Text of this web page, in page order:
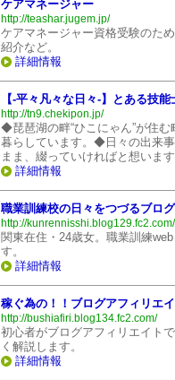
ケアマネージャー
http://teashar.jugem.jp/
ケアマネージャー資格受験のた
紹介など。
詳細情報
【‐平々凡々な日々‐】とある技
http://tn9.chekipon.jp/
◆琵琶湖の畔“ひこにゃん”が住
暮らしています。◆日々の出来
まま、綴っていければと想います
詳細情報
職業訓練校の日々をつづるブログ
http://kunrennisshi.blog129.fc2.com/
関東在住・24歳女。職業訓練
す。
詳細情報
稼ぐ為の！！ブログアフィリエ
http://bushiafiri.blog134.fc2.com/
初心者がブログアフィリエイト
く解説します。
詳細情報